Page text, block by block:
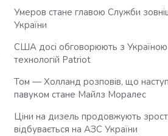
Умеров стане главою Служби
України
США досі обговорюють з Україною
технологій Patriot
Том — Холланд розповів, що
павуком стане Майлз Моралес
Ціни на дизель продовжують
відбувається на АЗС України